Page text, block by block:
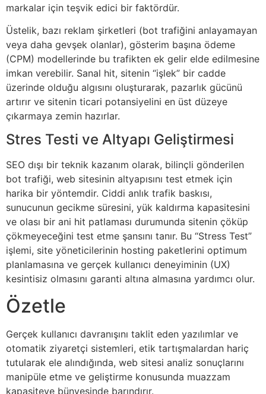
markalar için teşvik edici bir faktördür.
Üstelik, bazı reklam şirketleri (bot trafiğini anlayamayan
veya daha gevşek olanlar), gösterim başına ödeme
(CPM) modellerinde bu trafikten ek gelir elde edilmesine
imkan verebilir. Sanal hit, sitenin “işlek” bir cadde
üzerinde olduğu algısını oluşturarak, pazarlık gücünü
artırır ve sitenin ticari potansiyelini en üst düzeye
çıkarmaya zemin hazırlar.
Stres Testi ve Altyapı Geliştirmesi
SEO dışı bir teknik kazanım olarak, bilinçli gönderilen
bot trafiği, web sitesinin altyapısını test etmek için
harika bir yöntemdir. Ciddi anlık trafik baskısı,
sunucunun gecikme süresini, yük kaldırma kapasitesini
ve olası bir ani hit patlaması durumunda sitenin çöküp
çökmeyeceğini test etme şansını tanır. Bu “Stress Test”
işlemi, site yöneticilerinin hosting paketlerini optimum
planlamasına ve gerçek kullanıcı deneyiminin (UX)
kesintisiz olmasını garanti altına almasına yardımcı olur.
Özetle
Gerçek kullanıcı davranışını taklit eden yazılımlar ve
otomatik ziyaretçi sistemleri, etik tartışmalardan hariç
tutularak ele alındığında, web sitesi analiz sonuçlarını
manipüle etme ve geliştirme konusunda muazzam
kapasiteye bünyesinde barındırır.